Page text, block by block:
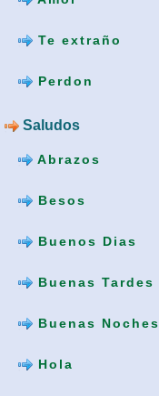
Te extraño
Perdon
Saludos
Abrazos
Besos
Buenos Dias
Buenas Tardes
Buenas Noches
Hola